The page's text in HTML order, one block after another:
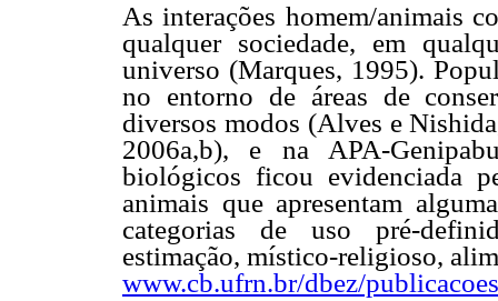
As interações homem/animais
qualquer sociedade, em
universo (Marques, 1995).
no entorno de áreas de
diversos modos (Alves e
2006a,b), e na APA-
biológicos ficou evidenciada
animais que apresentam
categorias de uso pré-
estimação, místico-religioso,
www.cb.ufrn.br/dbez/